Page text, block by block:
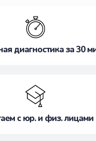
Не медлите
диагностика за 30
с юр. и физ. лицами